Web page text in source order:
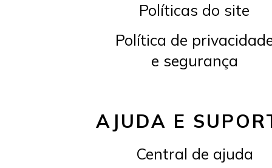
Políticas do site
Política de
e segurança
AJUDA E
Central de ajuda